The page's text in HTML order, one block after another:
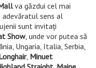
va găzdui cel mai
adevăratul sens al
sunt invitați
Show, unde vor putea să
Ungaria, Italia, Serbia,
, Minuet